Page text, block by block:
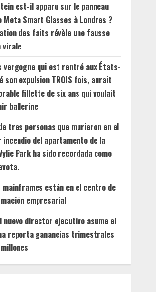
est-il apparu sur le panneau
Smart Glasses à Londres ?
des faits révèle une fausse
virale
vergogne qui est rentré aux États-
son expulsion TROIS fois, aurait
fillette de six ans qui voulait
ballerine
tres personas que murieron en el
incendio del apartamento de la
Park ha sido recordada como
mainframes están en el centro de
empresarial
nuevo director ejecutivo asume el
reporta ganancias trimestrales